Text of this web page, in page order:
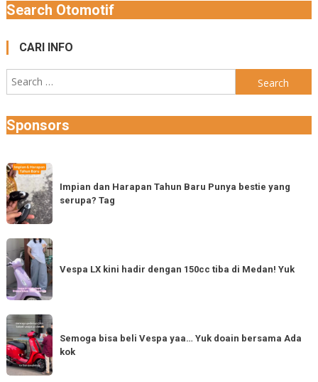
Search Otomotif
CARI INFO
Search
for:
Sponsors
Impian
dan
Harapan
Tahun
Baru
Punya
bestie
yang
Tag
Impian dan Harapan Tahun Baru Punya bestie yang
serupa? Tag
Vespa
LX
kini
hadir
dengan
150cc
tiba
di
Vespa LX kini hadir dengan 150cc tiba di Medan! Yuk
Semoga
bisa
beli
Vespa
Semoga bisa beli Vespa yaa… Yuk doain bersama Ada
kok